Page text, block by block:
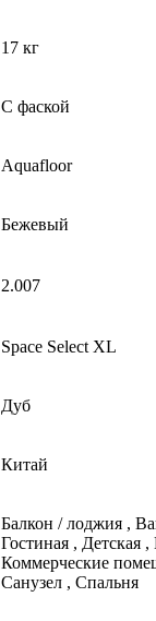
17 кг
С фаской
Aquafloor
Бежевый
2.007
Space Select XL
Дуб
Китай
Балкон / лоджия ,
Гостиная , Детская ,
Коммерческие
Санузел , Спальня